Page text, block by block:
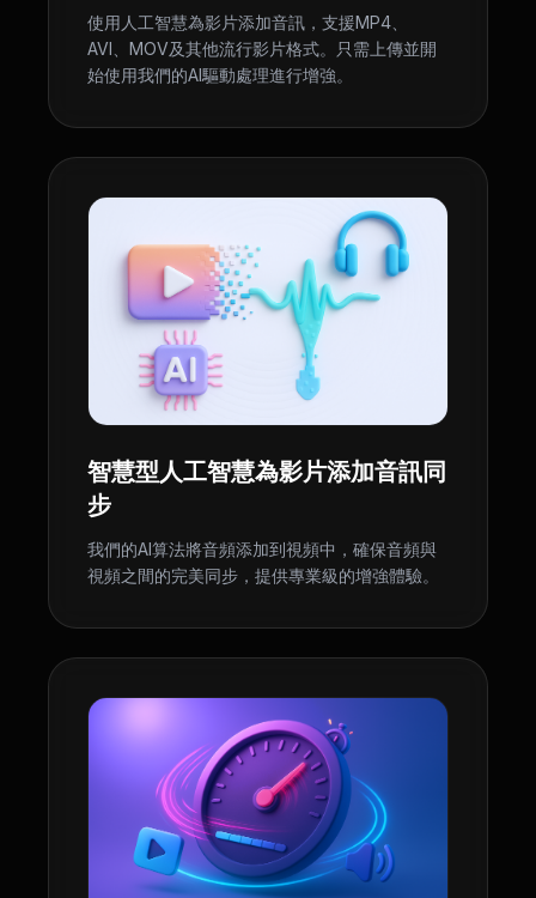
使用人工智慧為影片添加音訊，支援MP4、
AVI、MOV及其他流行影片格式。只需上傳並開
始使用我們的AI驅動處理進行增強。
智慧型人工智慧為影片添加音訊同
步
我們的AI算法將音頻添加到視頻中，確保音頻與
視頻之間的完美同步，提供專業級的增強體驗。